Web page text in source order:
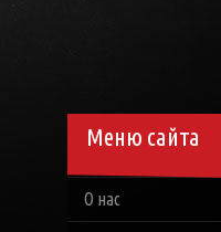
Меню сайта
О нас